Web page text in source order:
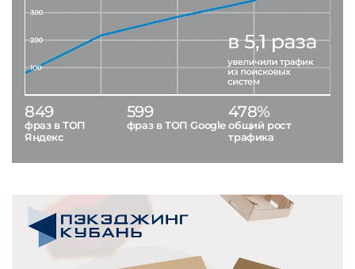
849
фраз в ТОП
Яндекс
599
фраз в ТОП Google
478%
общий рост
трафика